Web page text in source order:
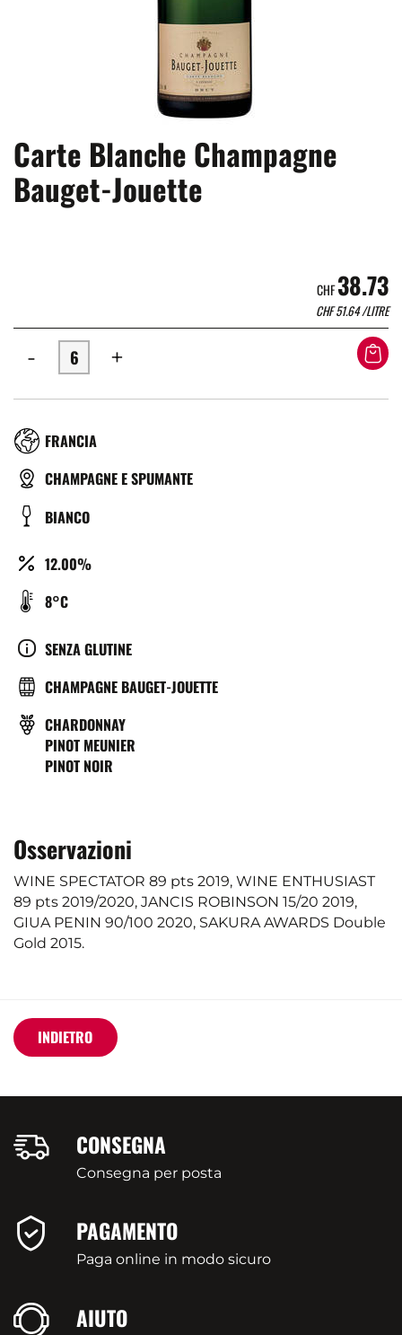
Carte Blanche Champagne
Bauget-Jouette
CHF38.73
CHF51.64/LITRE
- +
RÉGION
FRANCIA
TYPE
BIÈRE
CHAMPAGNE E SPUMANTE
COULEUR
BIANCO
ALCOOL
12.00%
TEMPÉRATURE
SERVICE
(°C)
8°C
CULTURE
SENZA GLUTINE
BRASSERIE
CHAMPAGNE BAUGET-JOUETTE
VITIGNO
CHARDONNAY
PINOT MEUNIER
PINOT NOIR
Osservazioni
WINE SPECTATOR 89 pts 2019, WINE ENTHUSIAST
89 pts 2019/2020, JANCIS ROBINSON 15/20 2019,
GIUA PENIN 90/100 2020, SAKURA AWARDS Double
Gold 2015.
INDIETRO
CONSEGNA
Consegna per posta
PAGAMENTO
Paga online in modo sicuro
AIUTO